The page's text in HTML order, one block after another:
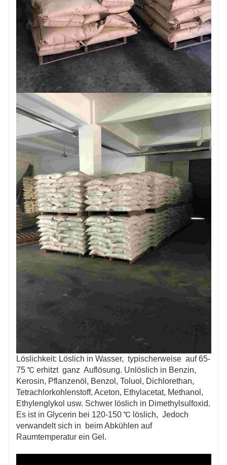
Löslichkeit: Löslich in Wasser, typischerweise auf 65-
75 ℃ erhitzt ganz Auflösung. Unlöslich in Benzin,
Kerosin, Pflanzenöl, Benzol, Toluol, Dichlorethan,
Tetrachlorkohlenstoff, Aceton, Ethylacetat, Methanol,
Ethylenglykol usw. Schwer löslich in Dimethylsulfoxid.
Es ist in Glycerin bei 120-150 ℃ löslich, Jedoch
verwandelt sich in beim Abkühlen auf
Raumtemperatur ein Gel.